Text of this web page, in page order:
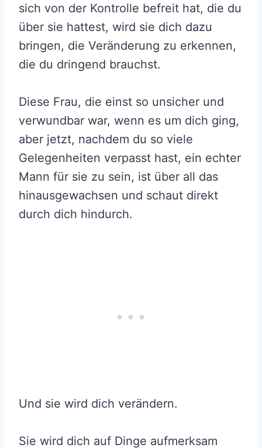
sich von der Kontrolle befreit hat, die du
über sie hattest, wird sie dich dazu
bringen, die Veränderung zu erkennen,
die du dringend brauchst.
Diese Frau, die einst so unsicher und
verwundbar war, wenn es um dich ging,
aber jetzt, nachdem du so viele
Gelegenheiten verpasst hast, ein echter
Mann für sie zu sein, ist über all das
hinausgewachsen und schaut direkt
durch dich hindurch.
Und sie wird dich verändern.
Sie wird dich auf Dinge aufmerksam